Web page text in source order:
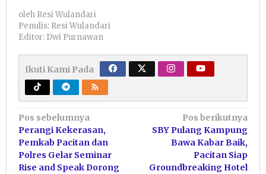
oleh Resi Wulandari
Penulis: Resi Wulandari
Editor: Dwi Purnawan
Ikuti Kami Pada
Navigasi
pos
Pos sebelumnya
Perangi Kekerasan,
Pemkab Pacitan dan
Polres Gelar Seminar
Rise and Speak Dorong
Pos berikutnya
SBY Pulang Kampung
Bawa Kabar Baik,
Pacitan Siap
Groundbreaking Hotel